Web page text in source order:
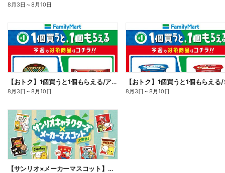
8月3日 ～8月10日
【おトク】1個買うと1個もらえる/アイス
8月3日 ～8月10日 8月3日 ～8月10日
【サンリオ×メーカーマスコット】オリジナルグッズ貰える!